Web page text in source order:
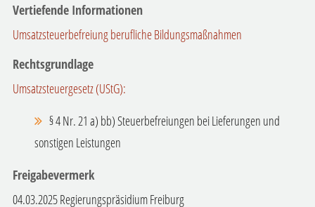
Vertiefende Informationen
Umsatzsteuerbefreiung berufliche Bildungsmaßnahmen
Rechtsgrundlage
Umsatzsteuergesetz (UStG):
§ 4 Nr. 21 a) bb) Steuerbefreiungen bei Lieferungen und
sonstigen Leistungen
Freigabevermerk
04.03.2025 Regierungspräsidium Freiburg